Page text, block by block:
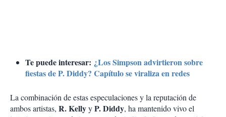
Te puede interesar: ¿Los Simpson advirtieron sobre
fiestas de P. Diddy? Capítulo se viraliza en redes
La combinación de estas especulaciones y la reputación de
ambos artistas, R. KellyyP. Diddy, ha mantenido vivo el